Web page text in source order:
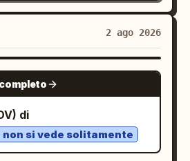
in pelle nera sopra
neri dal taglio ampio
texture sbiadita,
argentata,
bianche e nere. Luce
e nuvolosa, palette
tenue, sfondo minimale,
2 ago 2026
NANO BANANA PRO
di
non si vede solitamente